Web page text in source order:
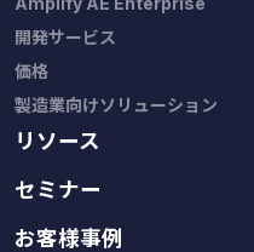
開発サービス
価格
製造業向けソリューション
リソース
セミナー
お客様事例